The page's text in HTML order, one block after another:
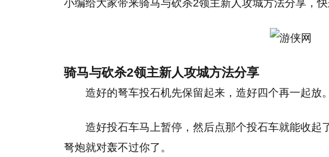
小编给大家带来骑马与砍杀2领主新人攻城方法分享，快
骑马与砍杀2领主新人攻城方法分享
造好的弩车投石机先保留起来，造好四个再一起放。
造好投石车马上暂停，然后点那个投石车就能收起
弩炮就对轰不过你了。